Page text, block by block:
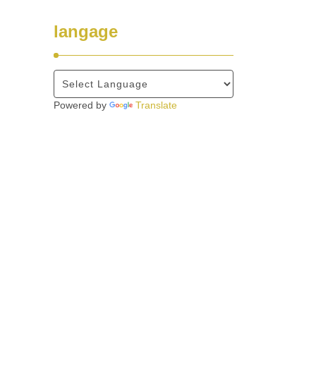
langage
Powered by Translate